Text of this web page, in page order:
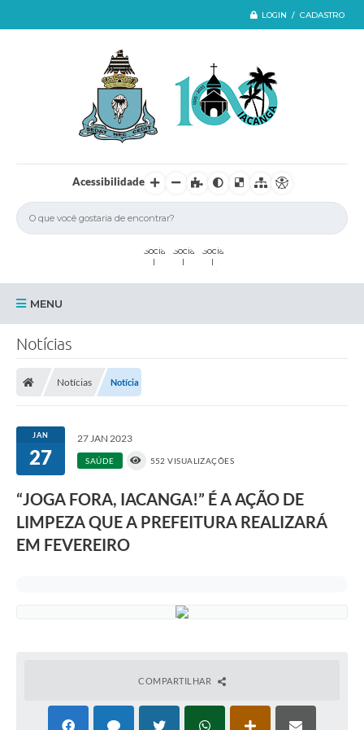
LOGIN / CADASTRO
Acessibilidade
MENU
Iacanga
Cartas de Serviços
Editais
Transparência
Internet Gratuita
FAQ / Perguntas e Respostas Frequentes
Notícias
Notícias Notícia
JAN
27
27 JAN 2023
SAÚDE 552 VISUALIZAÇÕES
“JOGA FORA, IACANGA!” É A AÇÃO DE
LIMPEZA QUE A PREFEITURA REALIZARÁ
EM FEVEREIRO
COMPARTILHAR